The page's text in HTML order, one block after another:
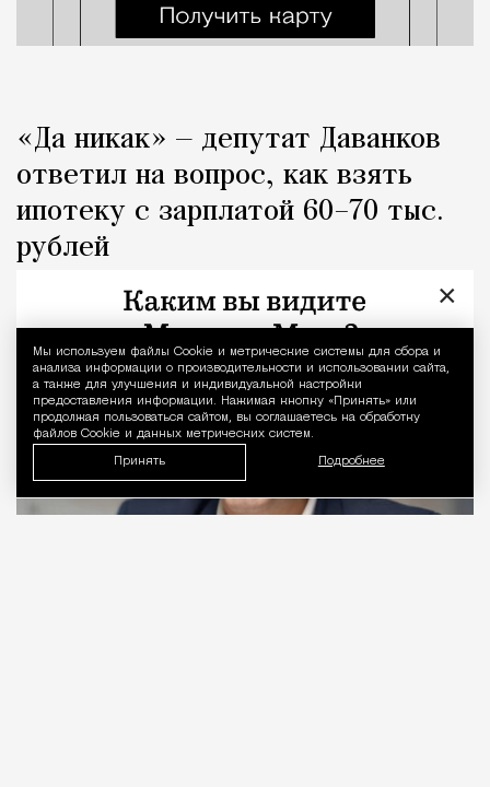
Уведомление
Мы используем файлы Сookie и метрические системы для сбора и
анализа информации о производительности и использовании сайта,
а также для улучшения и индивидуальной настройки
предоставления информации. Нажимая кнопку «Принять» или
продолжая пользоваться сайтом, вы соглашаетесь на обработку
файлов Cookie и данных метрических систем.
Принять Подробнее
«Да никак» — депутат Даванков
ответил на вопрос, как взять
ипотеку с зарплатой 60–70 тыс.
рублей
Кирилл Романов ×